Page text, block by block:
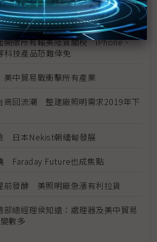
話再課關稅 一窺川普豪賭的邊緣政
開徵所有輸美陸貨關稅 iPhone、
科技產品恐難倖免
美中貿易戰衝擊所有產業
商回流潮 整建廠照明需求2019年下
日本Nekist朝緬甸發展
Faraday Future也成焦點
前發酵 美照明廠急漲有利拉貨
部總經理侯知遠：處理器及美中貿易
數多